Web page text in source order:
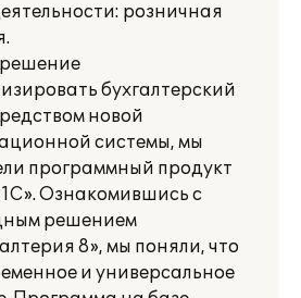
розничная
бухгалтерский
новой
системы, мы
программный продукт
Ознакомившись с
решением
8», мы поняли, что
и универсальное